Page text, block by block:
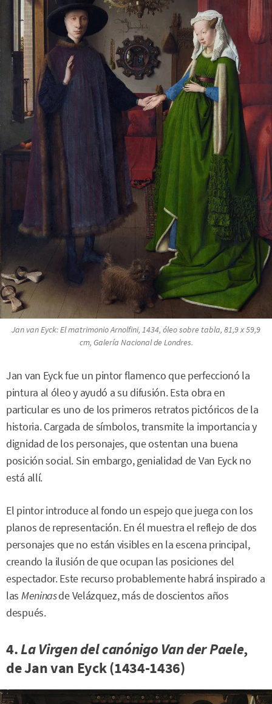
Jan van Eyck:El matrimonio Arnolfini, 1434, óleo sobre tabla, 81,9 x 59,9
cm, Galería Nacional de Londres.
Jan van Eyck fue un pintor flamenco que perfeccionó la
pintura al óleo y ayudó a su difusión. Esta obra en
particular es uno de los primeros retratos pictóricos de la
historia. Cargada de símbolos, transmite la importancia y
dignidad de los personajes, que ostentan una buena
posición social. Sin embargo, genialidad de Van Eyck no
está allí.
El pintor introduce al fondo un espejo que juega con los
planos de representación. En él muestra el reflejo de dos
personajes que no están visibles en la escena principal,
creando la ilusión de que ocupan las posiciones del
espectador. Este recurso probablemente habrá inspirado a
las Meninasde Velázquez, más de doscientos años
después.
4.La Virgen del canónigo Van der Paele,
de Jan van Eyck (1434-1436)